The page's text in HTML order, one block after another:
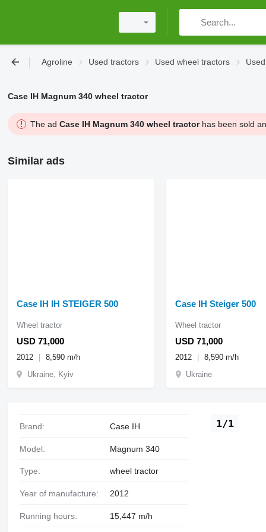
Agroline Used tractors Used wheel tractors
Case IH Magnum 340 wheel tractor
The ad Case IH Magnum 340 wheel tractorhas been sold
Similar ads
Case IH IH STEIGER 500
USD 71,000
Wheel tractor
2012
8,590 m/h
Ukraine, Kyiv
Case IH Steiger 500
USD 71,000
Wheel tractor
2012
8,590 m/h
Ukraine
1/1
Brand: Case IH
Model: Magnum 340
Type: wheel tractor
Year of manufacture: 2012
Running hours: 15,447 m/h